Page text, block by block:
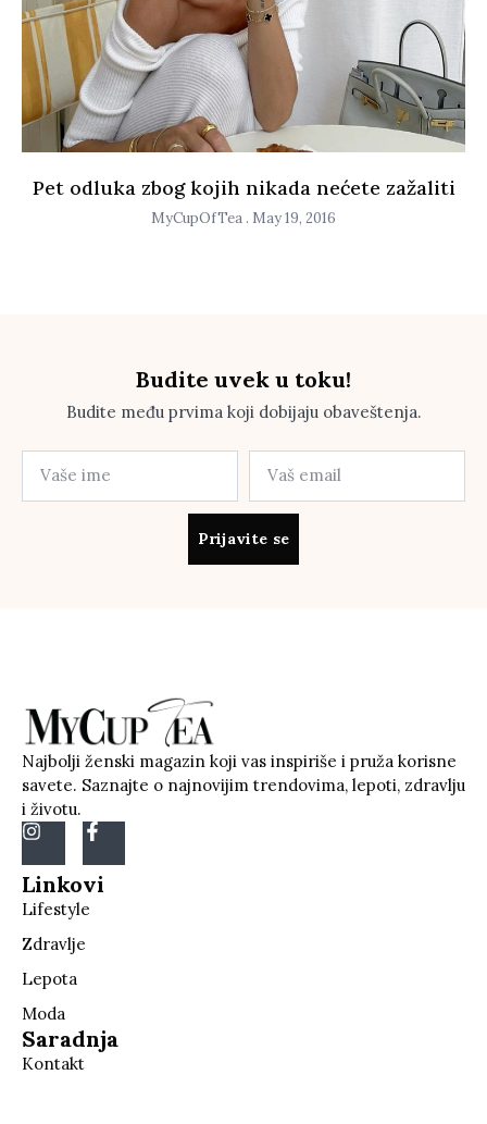
Pet odluka zbog kojih nikada nećete zažaliti
MyCupOfTea May 19, 2016
Budite uvek u toku!
Budite među prvima koji dobijaju obaveštenja.
Prijavite se
Najbolji ženski magazin koji vas inspiriše i pruža korisne
savete. Saznajte o najnovijim trendovima, lepoti, zdravlju
i životu.
Linkovi
Lifestyle
Zdravlje
Lepota
Moda
Saradnja
Kontakt